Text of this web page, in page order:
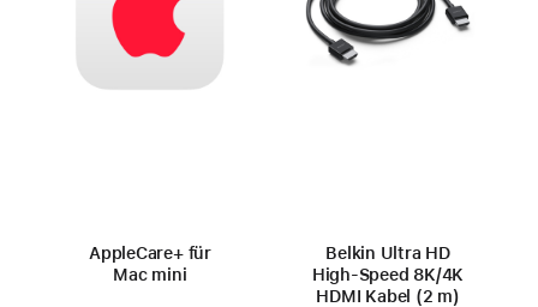
AppleCare+ für
Mac mini
Belkin Ultra HD
High-Speed 8K/4K
HDMI Kabel (2 m)